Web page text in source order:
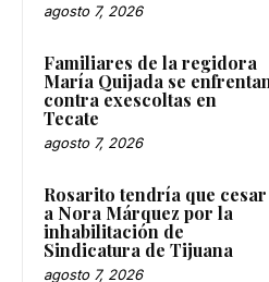
agosto 7, 2026
Familiares de la regidora
María Quijada se
contra exescoltas en
Tecate
agosto 7, 2026
Rosarito tendría que cesar
a Nora Márquez por la
inhabilitación de
Sindicatura de Tijuana
agosto 7, 2026